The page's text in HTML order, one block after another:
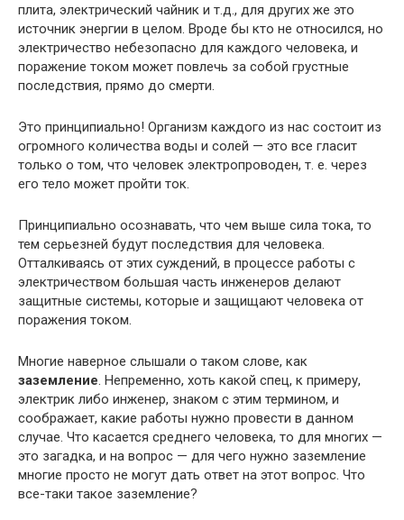
плита, электрический чайник и т.д., для других же это
источник энергии в целом. Вроде бы кто не относился, но
электричество небезопасно для каждого человека, и
поражение током может повлечь за собой грустные
последствия, прямо до смерти.
Это принципиально! Организм каждого из нас состоит из
огромного количества воды и солей — это все гласит
только о том, что человек электропроводен, т. е. через
его тело может пройти ток.
Принципиально осознавать, что чем выше сила тока, то
тем серьезней будут последствия для человека.
Отталкиваясь от этих суждений, в процессе работы с
электричеством большая часть инженеров делают
защитные системы, которые и защищают человека от
поражения током.
Многие наверное слышали о таком слове, как
заземление. Непременно, хоть какой спец, к примеру,
электрик либо инженер, знаком с этим термином, и
соображает, какие работы нужно провести в данном
случае. Что касается среднего человека, то для многих —
это загадка, и на вопрос — для чего нужно заземление
многие просто не могут дать ответ на этот вопрос. Что
все-таки такое заземление?